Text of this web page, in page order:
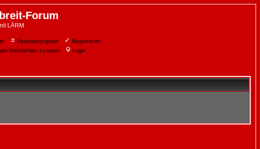
Forum
LÄRM
Benutzergruppen
Registrieren
Nachrichten zu lesen Login